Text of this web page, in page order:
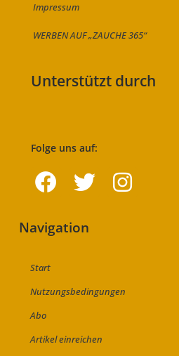
Impressum
WERBEN AUF „ZAUCHE 365“
Unterstützt durch
Folge uns auf:
Navigation
Start
Nutzungsbedingungen
Abo
Artikel einreichen